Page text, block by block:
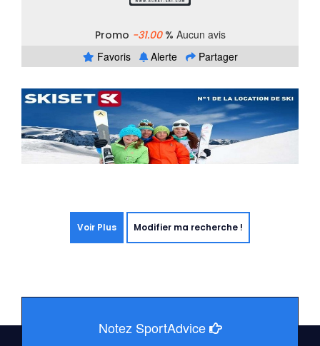
Promo -31.00% Aucun avis
Favoris
Alerte Partager
Voir Plus Modifier ma recherche !
Notez SportAdvice